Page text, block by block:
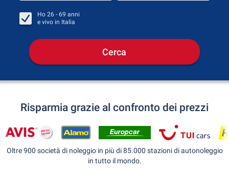
Ho 26 - 69 anni
e vivo in Italia
Cerca
Risparmia grazie al confronto dei prezzi
Oltre 900 società di noleggio in più di 85.000 stazioni di autonoleggio
in tutto il mondo.